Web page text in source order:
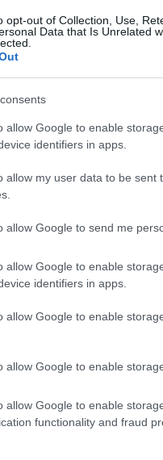
opt-out of Collection, Use,
Data that Is Unrelated
allow Google to enable
identifiers in apps.
allow my user data to be sent
allow Google to send me
allow Google to enable
identifiers in apps.
allow Google to enable
allow Google to enable
allow Google to enable
functionality and fraud
hogy a feszített
alkalmazottak45
Szektorok
dolgozói
terjed: mi az a
Egyesült Államokban a job
akkoriban azt
mint tendencia nem múlt
56%-a azt állította, hogy